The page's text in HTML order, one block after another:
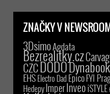
ZNAČKY V
3DsimoAgdata
Bezrealitky.cz
CZCDODODynabook
EHSElectro Dad EpicoFYI
HedepyImperInveoiSTYLE